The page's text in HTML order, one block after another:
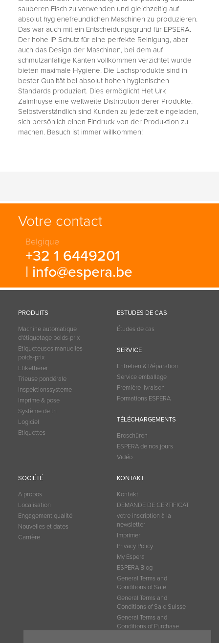
sauberen Fisch zu verwenden und gleichzeitig auf
absolut hygienefreundlichen Maschinen zu produzieren.
Das war auch mit ein Entscheidungsgrund für EPSERA.
Der hohe IP Schutz für eine perfekte Reinigung, aber
auch das Design der Maschinen, bei dem auf
schmutzanfällige Kanten vollkommen verzichtet wurde
bieten maximale Hygiene. Die Lachsprodukte sind in
bester Qualität bei absolut hohen hygienischen
Standards produziert. Dies ermöglicht Het Urk
Zalmhuyse eine weltweite Distribution derer Produkte.
Selbstverständlich sind Kunden zu jederzeit eingeladen,
sich persönlich einen Eindruck von der Produktion zu
machen. Besuch ist immer willkommen!
Votre contact
Belgique
+32 1 6449201
| info@espera.be
PRODUITS
Machine automatique
d'étiquetage poids-prix
Etiqueteuses manuelles
poids-prix
Etikettierer
Trieuse pondérale
Inspektionssysteme
Imprime & pose
Système de tri
Logiciel
Etiquettes
ESTUDES DE CAS
Études de cas
SERVICE
Entretien & Réparation
Service emballage
Première livraison
Formations ESPERA
TÉLÉCHARGEMENTS
Broschüren
ESPERA de nos jours
Vidéo
SOCIÉTÉ
A propos
Localisation
Engagement qualité
Nouvelles et dates
Carrière
KONTAKT
Kontakt
DEMANDE DE CERTIFICAT
votre inscription à la
newsletter
Imprimer
Privacy Policy
My Espera
ESPERA Blog
General Terms and
Conditions of Sale
General Terms and
Conditions of Sale Suisse
General Terms and
Conditions of Purchase